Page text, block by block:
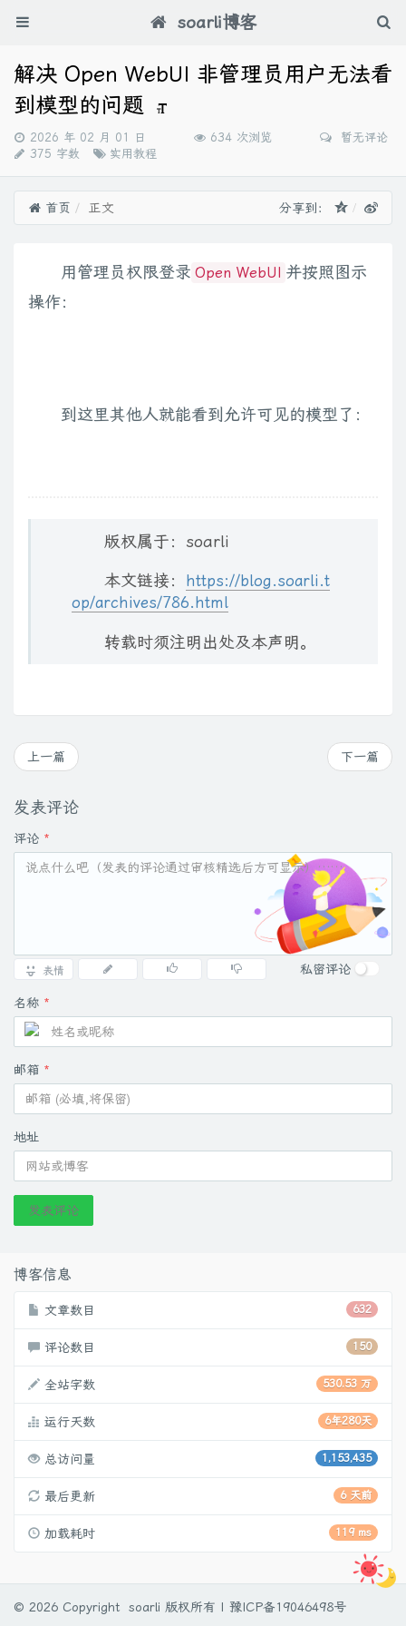
soarli博客
解决 Open WebUI 非管理员用户无法看
到模型的问题
发
布
2026 年 02 月 01 日 634 次浏览
暂无评论
375 字数
分
实用教程
首页 正文 分享到：
用管理员权限登录 Open WebUI 并按照图示
操作：
到这里其他人就能看到允许可见的模型了：
版权属于：soarli
本文链接：
https://blog.soarli.t
op/archives/786.html
转载时须注明出处及本声明。
下一篇
上一篇
发表评论
评论 *
表情 私密评论
名称 *
邮箱 *
地址
发表评论
博客信息
632
文章数目
150
评论数目
530.53 万
全站字数
6年280天
运行天数
1,153,435
总访问量
6 天前
最后更新
119 ms
加载耗时
© 2026 Copyright soarli 版权所有 | 豫ICP备19046498号